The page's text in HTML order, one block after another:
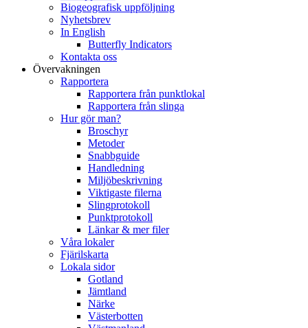
Biogeografisk uppföljning
Nyhetsbrev
In English
Butterfly Indicators
Kontakta oss
Övervakningen
Rapportera
Rapportera från punktlokal
Rapportera från slinga
Hur gör man?
Broschyr
Metoder
Snabbguide
Handledning
Miljöbeskrivning
Viktigaste filerna
Slingprotokoll
Punktprotokoll
Länkar & mer filer
Våra lokaler
Fjärilskarta
Lokala sidor
Gotland
Jämtland
Närke
Västerbotten